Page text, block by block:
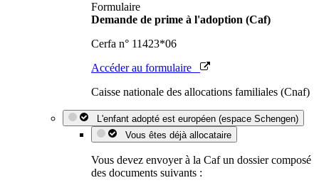
Formulaire
Demande de prime à l'adoption (Caf)
Cerfa n° 11423*06
Accéder au formulaire
Caisse nationale des allocations familiales (Cnaf)
L'enfant adopté est européen (espace Schengen)
Vous êtes déjà allocataire
Vous devez envoyer à la Caf un dossier composé
des documents suivants :